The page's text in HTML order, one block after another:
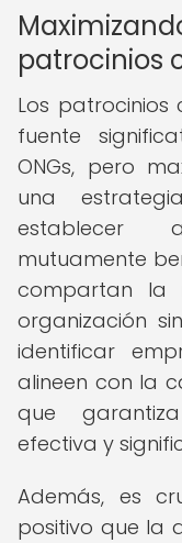
patrocinios
Los patrocinios
fuente
ONGs, pero
una
establecer
mutuamente
compartan la
organización
identificar
alineen con la
que
efectiva y
Además, es
positivo que la